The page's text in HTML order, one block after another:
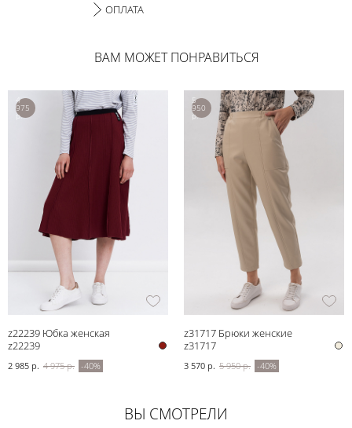
ОПЛАТА
ВАМ МОЖЕТ ПОНРАВИТЬСЯ
4
975
р.
z22239 Юбка женская
z22239
2 985 р. 4 975 р. -40%
5
950
р.
z31717 Брюки женские
z31717
3 570 р. 5 950 р. -40%
ВЫ СМОТРЕЛИ